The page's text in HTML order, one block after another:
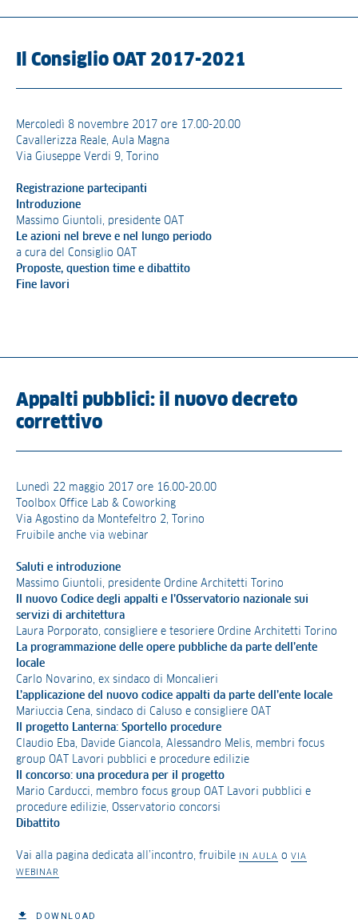
Il Consiglio OAT 2017-2021
Mercoledì 8 novembre 2017 ore 17.00-20.00
Cavallerizza Reale, Aula Magna
Via Giuseppe Verdi 9, Torino
Registrazione partecipanti
Introduzione
Massimo Giuntoli, presidente OAT
Le azioni nel breve e nel lungo periodo
a cura del Consiglio OAT
Proposte, question time e dibattito
Fine lavori
Appalti pubblici: il nuovo decreto
correttivo
Lunedì 22 maggio 2017 ore 16.00-20.00
Toolbox Office Lab & Coworking
Via Agostino da Montefeltro 2, Torino
Fruibile anche via webinar
Saluti e introduzione
Massimo Giuntoli, presidente Ordine Architetti Torino
Il nuovo Codice degli appalti e l’Osservatorio nazionale sui
servizi di architettura
Laura Porporato, consigliere e tesoriere Ordine Architetti Torino
La programmazione delle opere pubbliche da parte dell’ente
locale
Carlo Novarino, ex sindaco di Moncalieri
L’applicazione del nuovo codice appalti da parte dell’ente locale
Mariuccia Cena, sindaco di Caluso e consigliere OAT
Il progetto Lanterna: Sportello procedure
Claudio Eba, Davide Giancola, Alessandro Melis, membri focus
group OAT Lavori pubblici e procedure edilizie
Il concorso: una procedura per il progetto
Mario Carducci, membro focus group OAT Lavori pubblici e
procedure edilizie, Osservatorio concorsi
Dibattito
Vai alla pagina dedicata all’incontro, fruibile IN AULA o VIA
WEBINAR
DOWNLOAD